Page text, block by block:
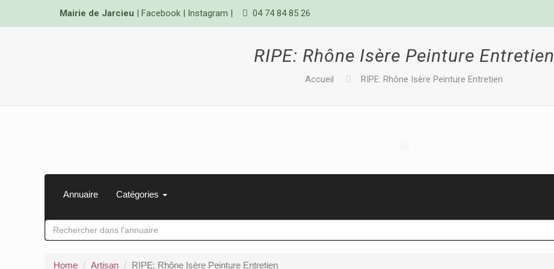
Mairie de Jarcieu | Facebook| Instagram | 04 74 84 85 26
RIPE: Rhône Isère Peinture Entretien
Accueil RIPE: Rhône Isère Peinture Entretien
Annuaire Catégories
Home Artisan RIPE: Rhône Isère Peinture Entretien